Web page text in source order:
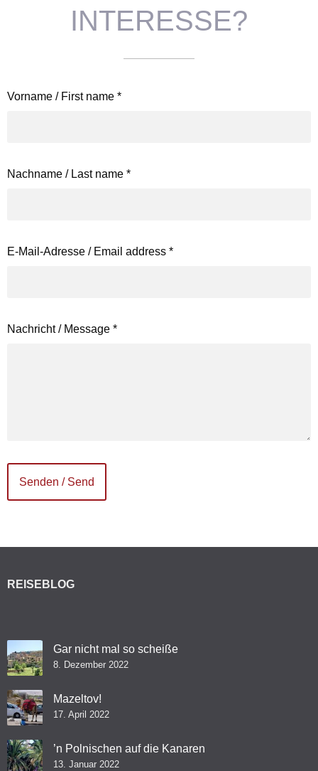
INTERESSE?
Vorname / First name *
Nachname / Last name *
E-Mail-Adresse / Email address *
Nachricht / Message *
REISEBLOG
Gar nicht mal so scheiße
8. Dezember 2022
Mazeltov!
17. April 2022
’n Polnischen auf die Kanaren
13. Januar 2022